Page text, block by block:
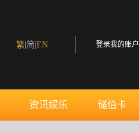
繁 简 EN 登录我的账户
资讯娱乐 储值卡